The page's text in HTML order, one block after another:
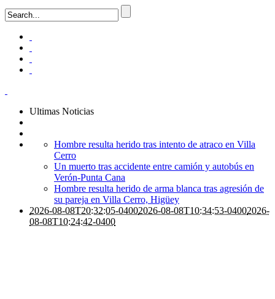
Ultimas Noticias
Hombre resulta herido tras intento de atraco en Villa
Cerro
Un muerto tras accidente entre camión y autobús en
Verón-Punta Cana
Hombre resulta herido de arma blanca tras agresión de
su pareja en Villa Cerro, Higüey
2026-08-08T20:32:05-04002026-08-08T10:34:53-04002026-
08-08T10:24:42-0400